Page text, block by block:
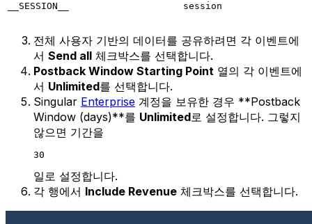
__SESSION__ session
전체 사용자 기반의 데이터를 공유하려면 각 이벤트에
서 Send all 체크박스를 선택합니다.
Postback Window Starting Point 열의 각 이벤트에
서 Unlimited를 선택합니다.
Singular Enterprise 계정을 보유한 경우 **Postback
Window (days)**를 Unlimited로 설정합니다. 그렇지
않으면 기간을
30
일로 설정합니다.
각 행에서 Include Revenue 체크박스를 선택합니다.